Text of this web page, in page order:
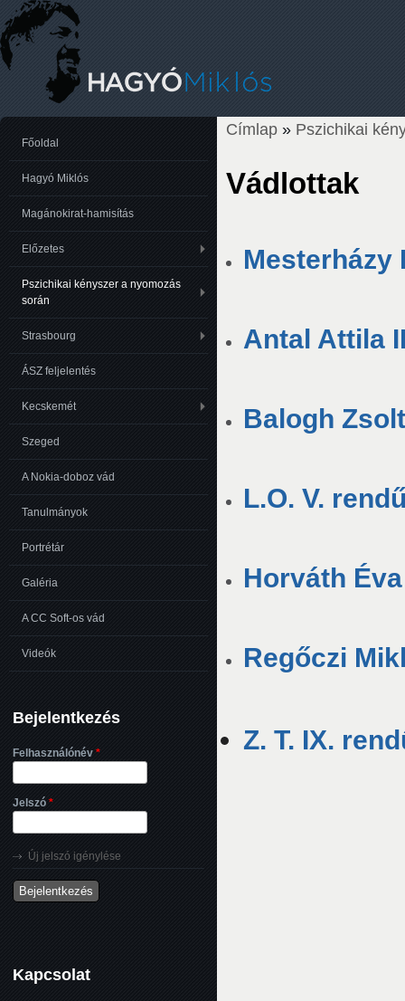
Címlap » Pszichikai
Vádlottak
Mesterházy
Antal Attila
Balogh
L.O. V.
Horváth
Regőczi
Z. T. IX.
Főoldal
Hagyó Miklós
Magánokirat-hamisítás
Előzetes
Pszichikai kényszer a nyomozás
során
Strasbourg
ÁSZ feljelentés
Kecskemét
Szeged
A Nokia-doboz vád
Tanulmányok
Portrétár
Galéria
A CC Soft-os vád
Videók
Bejelentkezés
Felhasználónév *
Jelszó *
Új jelszó igénylése
Kapcsolat